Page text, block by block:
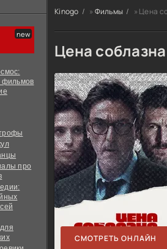
фильмов
про
Kinogo » Фильмы » Цена
Цена соблазна
СМОТРЕТЬ ОНЛАЙН